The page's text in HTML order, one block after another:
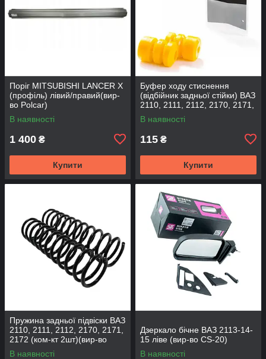
Поріг MITSUBISHI LANCER Х
(профіль) лівий/правий(вир-
во Polcar)
В наявності
1 400 ₴
Купити
Буфер ходу стиснення
(відбійник задньої стійки) ВАЗ
2110, 2111, 2112, 2170, 2171,
2172 (2шт) (вир-во CS-20
В наявності
115 ₴
Купити
Пружина задньої підвіски ВАЗ
2110, 2111, 2112, 2170, 2171,
2172 (ком-кт 2шт)(вир-во
SKADI)
В наявності
Дзеркало бічне ВАЗ 2113-14-
15 ліве (вир-во CS-20)
В наявності